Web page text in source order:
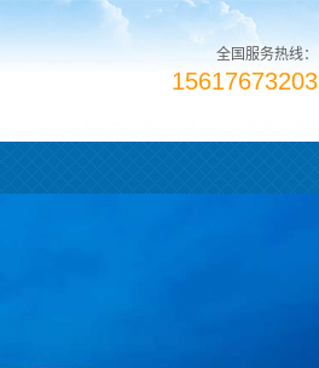
全国服务热线：
15617673203